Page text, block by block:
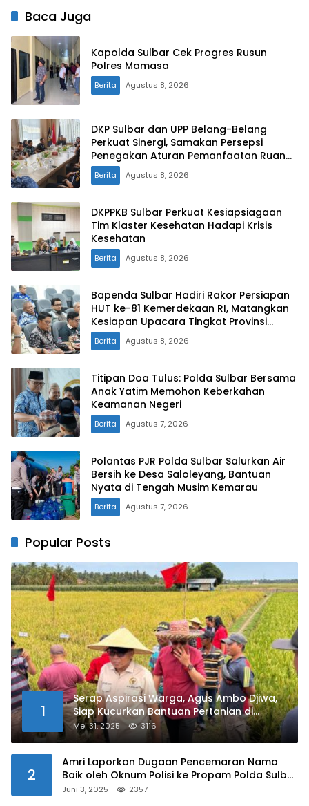
Baca Juga
Kapolda Sulbar Cek Progres Rusun
Berita Agustus 8, 2026
DKP Sulbar dan UPP Belang-Belang
Perkuat Sinergi, Samakan Persepsi
Penegakan Aturan Pemanfaatan Ruang
Laut
Berita Agustus 8, 2026
DKPPKB Sulbar Perkuat Kesiapsiagaan
Tim Klaster Kesehatan Hadapi Krisis
Kesehatan
Berita Agustus 8, 2026
Bapenda Sulbar Hadiri Rakor Persiapan
HUT ke-81 Kemerdekaan RI, Matangkan
Kesiapan Upacara Tingkat Provinsi
Sulawesi Barat
Berita Agustus 8, 2026
Titipan Doa Tulus: Polda Sulbar Bersama
Anak Yatim Memohon Keberkahan
Keamanan Negeri
Berita Agustus 7, 2026
Polantas PJR Polda Sulbar Salurkan Air
Bersih ke Desa Saloleyang, Bantuan
Nyata di Tengah Musim Kemarau
Berita Agustus 7, 2026
Popular Posts
1
Serap Aspirasi Warga, Agus Ambo Djiwa,
Siap Kucurkan Bantuan Pertanian di
Kalukku
Mei 31, 2025 3116
2
Amri Laporkan Dugaan Pencemaran Nama
Baik oleh Oknum Polisi ke Propam Polda Sulbar
Juni 3, 2025 2357